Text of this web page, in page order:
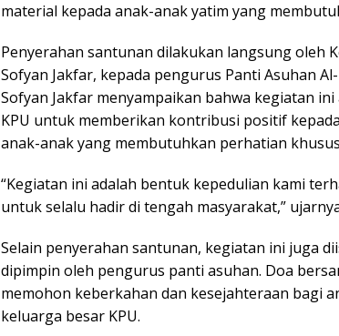
material kepada anak-anak yatim yang
Penyerahan santunan dilakukan langsung oleh
Sofyan Jakfar, kepada pengurus Panti Asuhan
Sofyan Jakfar menyampaikan bahwa kegiatan
KPU untuk memberikan kontribusi positif
anak-anak yang membutuhkan perhatian
“Kegiatan ini adalah bentuk kepedulian kami
untuk selalu hadir di tengah masyarakat,”
Selain penyerahan santunan, kegiatan ini juga
dipimpin oleh pengurus panti asuhan. Doa
memohon keberkahan dan kesejahteraan bagi
keluarga besar KPU.